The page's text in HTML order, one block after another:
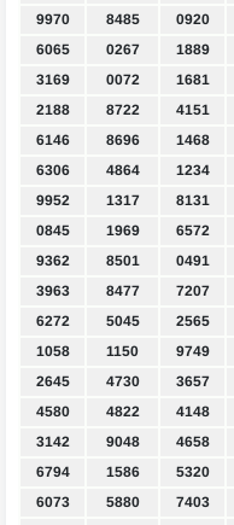
9970
8485 0920
6065
0267 1889
3169
0072 1681
2188
8722 4151
6146
8696 1468
6306
4864 1234
9952
1317 8131
0845
1969 6572
9362
8501 0491
3963
8477 7207
6272
5045 2565
1058
1150 9749
2645
4730 3657
4580
4822 4148
3142
9048 4658
6794
1586 5320
6073
5880 7403